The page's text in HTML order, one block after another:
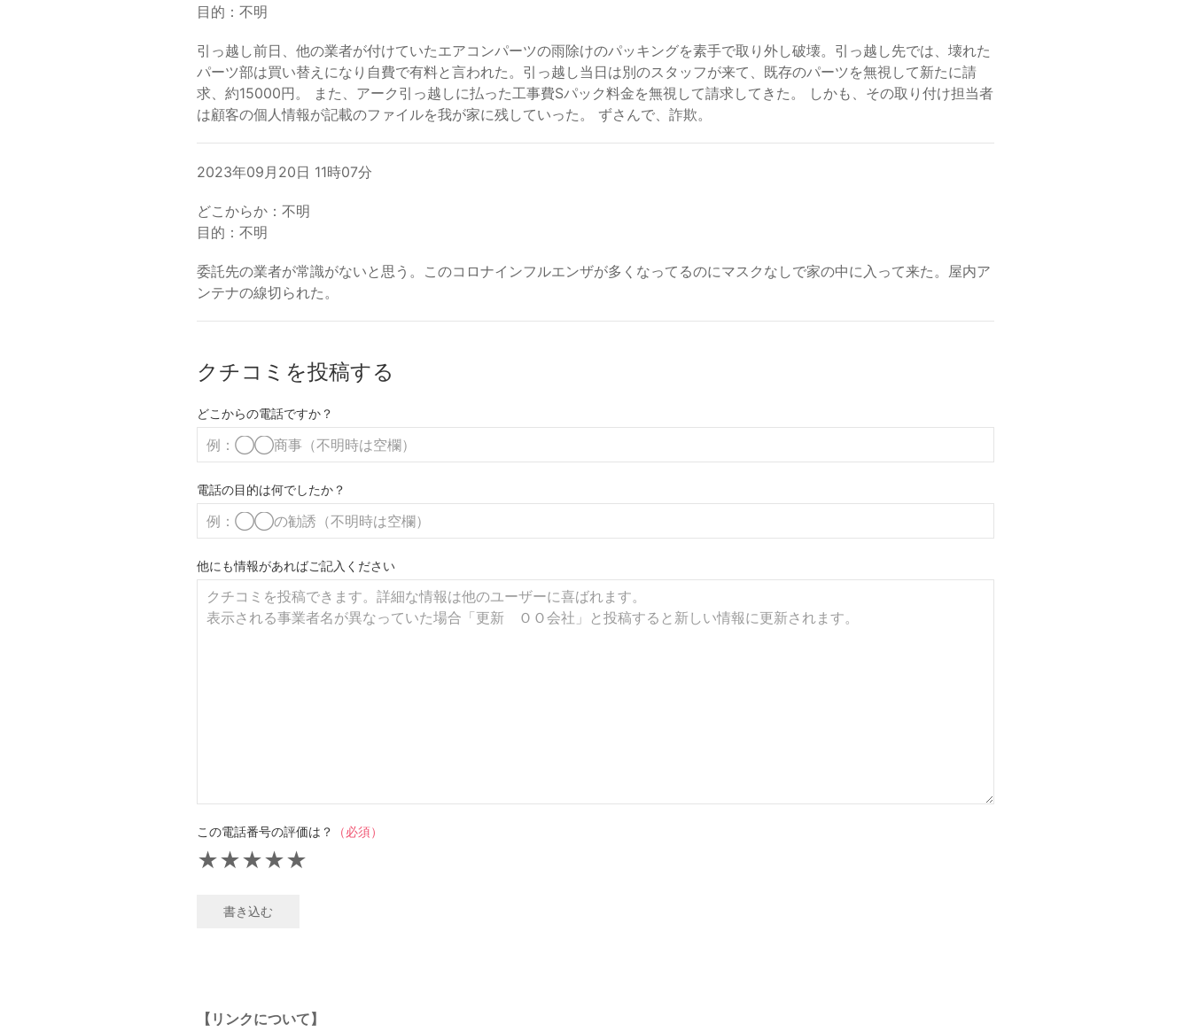
目的：不明
引っ越し前日、他の業者が付けていたエアコンパーツの雨除けのパッキングを素手で取り外し破壊。引っ越し先では、壊れた
パーツ部は買い替えになり自費で有料と言われた。引っ越し当日は別のスタッフが来て、既存のパーツを無視して新たに請
求、約15000円。 また、アーク引っ越しに払った工事費Sパック料金を無視して請求してきた。 しかも、その取り付け担当者
は顧客の個人情報が記載のファイルを我が家に残していった。 ずさんで、詐欺。
2023年09月20日 11時07分
どこからか：不明
目的：不明
委託先の業者が常識がないと思う。このコロナインフルエンザが多くなってるのにマスクなしで家の中に入って来た。屋内ア
ンテナの線切られた。
クチコミを投稿する
どこからの電話ですか？
電話の目的は何でしたか？
他にも情報があればご記入ください
この電話番号の評価は？ （必須）
★
★
★
★
★
書き込む
【リンクについて】